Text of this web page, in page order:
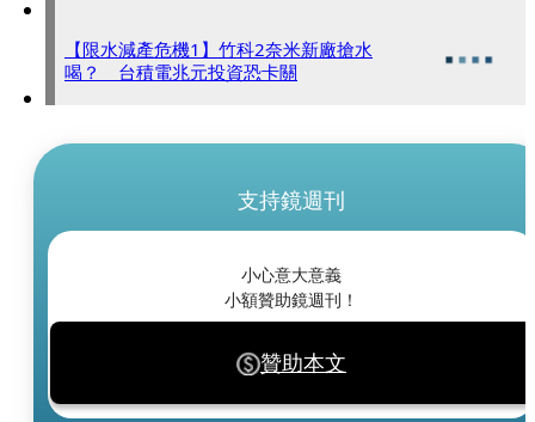
【限水減產危機1】竹科2奈米新廠搶水
喝？ 台積電兆元投資恐卡關
支持鏡週刊
小心意大意義
小額贊助鏡週刊！
贊助本文